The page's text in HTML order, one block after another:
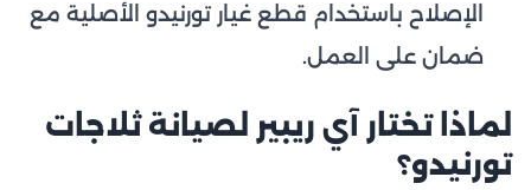
الإصلاح باستخدام قطع غيار تورنيدو الأصلية مع
ضمان على العمل.
لماذا تختار آي ريبير لصيانة ثلاجات
تورنيدو؟